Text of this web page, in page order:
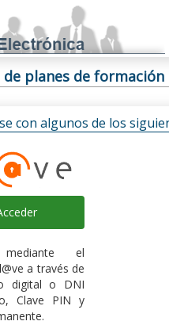
planes de formación
con algunos de los
mediante el
a través de
digital o DNI
Clave PIN y